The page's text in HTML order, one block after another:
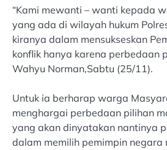
“Kami mewanti – wanti kepada
yang ada di wilayah hukum
kiranya dalam mensukseskan
konflik hanya karena perbedaan
Wahyu Norman,Sabtu (25/11).
Untuk ia berharap warga
menghargai perbedaan pilihan
yang akan dinyatakan nantinya
dalam memilih pemimpin negara